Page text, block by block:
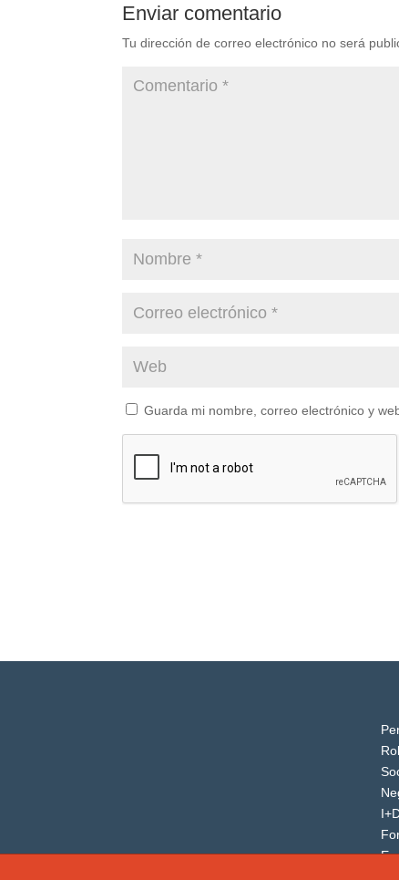
Enviar comentario
Tu dirección de correo electrónico no será
Guarda mi nombre, correo electrónico y